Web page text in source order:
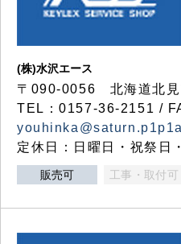
(株)水沢エース
〒090-0056 北海道北見
TEL：0157-36-2151 /
定休日：日曜日・祝祭日
販売可 工事・取付可